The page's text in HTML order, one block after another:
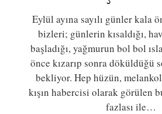
Eylül ayına sayılı günler kala
bizleri; günlerin kısaldığı,
başladığı, yağmurun bol bol
önce kızarıp sonra döküldüğü
bekliyor. Hep hüzün,
kışın habercisi olarak görülen
fazlası ile…